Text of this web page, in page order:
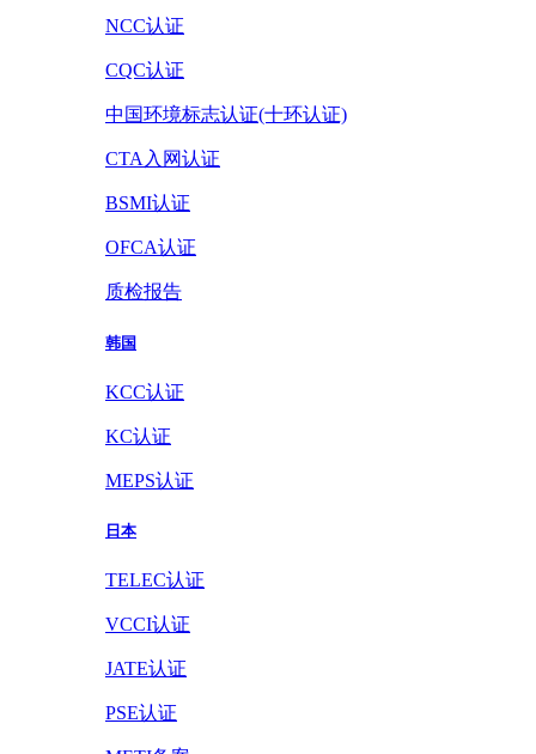
NCC认证
CQC认证
中国环境标志认证(十环认证)
CTA入网认证
BSMI认证
OFCA认证
质检报告
韩国
KCC认证
KC认证
MEPS认证
日本
TELEC认证
VCCI认证
JATE认证
PSE认证